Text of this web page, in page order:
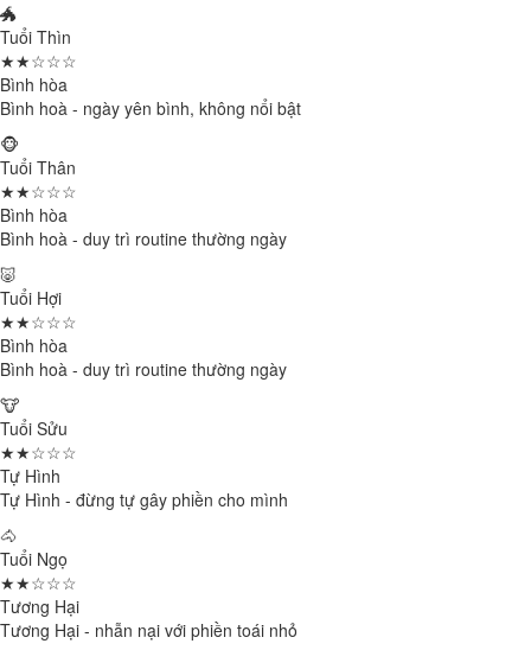
🐲
Tuổi Thìn
★★☆☆☆
Bình hòa
Bình hoà - ngày yên bình, không nổi bật
🐵
Tuổi Thân
★★☆☆☆
Bình hòa
Bình hoà - duy trì routine thường ngày
🐷
Tuổi Hợi
★★☆☆☆
Bình hòa
Bình hoà - duy trì routine thường ngày
🐮
Tuổi Sửu
★★☆☆☆
Tự Hình
Tự Hình - đừng tự gây phiền cho mình
🐴
Tuổi Ngọ
★★☆☆☆
Tương Hại
Tương Hại - nhẫn nại với phiền toái nhỏ